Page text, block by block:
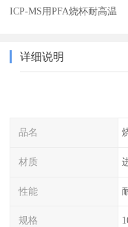
ICP-MS用PFA烧杯耐高温
详细说明
品名
材质
性能
规格